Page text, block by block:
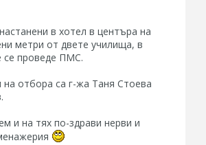
в хотел в центъра на
метри от двете училища, в
се проведе ПМС.
на отбора са г-жа Таня Стоева
и на тях по-здрави нерви и